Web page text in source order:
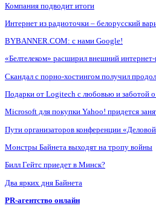
Компания подводит итоги
Интернет из радиоточки – белорусский
BYBANNER.COM: c нами Google!
«Белтелеком» расширил внешний
Скандал с порно-хостингом получил
Подарки от Logitech с любовью и заботой
Microsoft для покупки Yahoo! придется
Пути организаторов конференции
Монстры Байнета выходят на тропу войны
Билл Гейтс приедет в Минск?
Два ярких дня Байнета
PR-агентство онлайн